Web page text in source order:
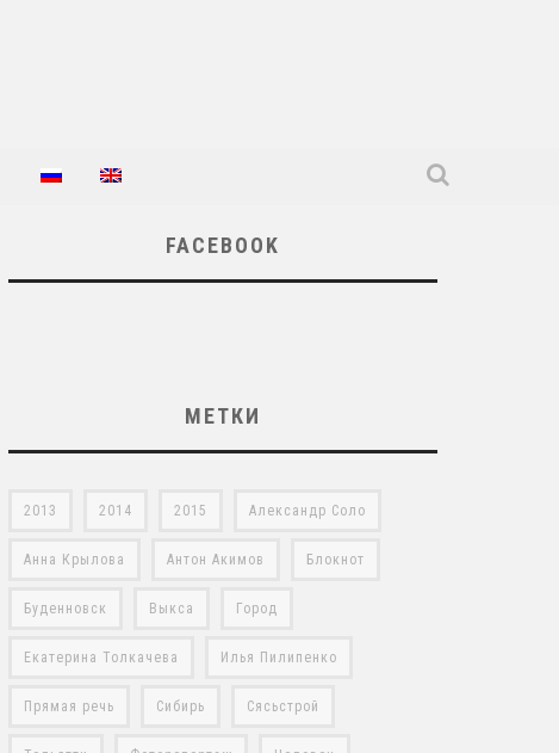
FACEBOOK
МЕТКИ
2013 2014 2015 Александр Соло
Анна Крылова Антон Акимов Блокнот
Буденновск Выкса Город
Екатерина Толкачева Илья Пилипенко
Прямая речь Сибирь Сясьстрой